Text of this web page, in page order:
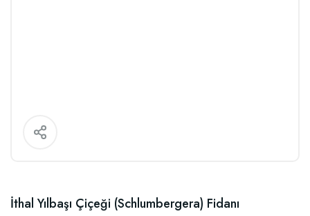
İthal Yılbaşı Çiçeği (Schlumbergera) Fidanı